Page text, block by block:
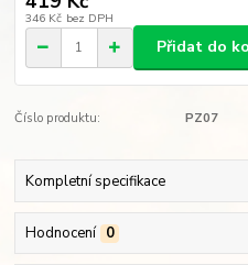
346 Kč bez DPH
Přidat do
Číslo produktu: PZ07
Kompletní specifikace
Hodnocení 0